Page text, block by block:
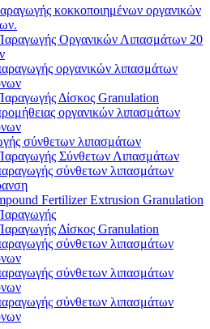
κοκκοποιημένων οργανικών
Οργανικών Λιπασμάτων 20
οργανικών λιπασμάτων
Δίσκος Granulation
οργανικών λιπασμάτων
σύνθετων λιπασμάτων
Σύνθετων Λιπασμάτων
σύνθετων λιπασμάτων
Fertilizer Extrusion Granulation
Δίσκος Granulation
σύνθετων λιπασμάτων
σύνθετων λιπασμάτων
σύνθετων λιπασμάτων